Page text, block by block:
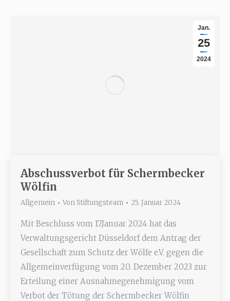
Jan.
25
2024
Abschussverbot für Schermbecker
Wölfin
Allgemein Von Stiftungsteam 25. Januar 2024
Mit Beschluss vom 17.Januar 2024 hat das
Verwaltungsgericht Düsseldorf dem Antrag der
Gesellschaft zum Schutz der Wölfe e.V. gegen die
Allgemeinverfügung vom 20. Dezember 2023 zur
Erteilung einer Ausnahmegenehmigung vom
Verbot der Tötung der Schermbecker Wölfin